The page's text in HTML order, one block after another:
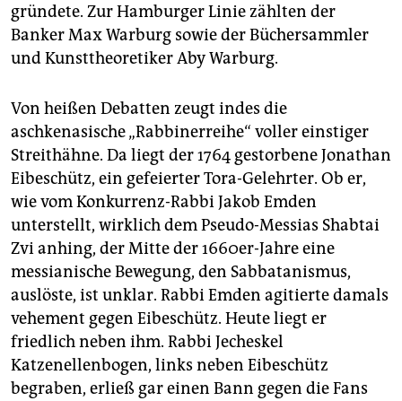
gründete. Zur Hamburger Linie zählten der
Banker Max Warburg sowie der Büchersammler
und Kunsttheoretiker Aby Warburg.
Von heißen Debatten zeugt indes die
aschkenasische „Rabbinerreihe“ voller einstiger
Streithähne. Da liegt der 1764 gestorbene Jonathan
Eibeschütz, ein gefeierter Tora-Gelehrter. Ob er,
wie vom Konkurrenz-Rabbi Jakob Emden
unterstellt, wirklich dem Pseudo-Messias Shab­tai
Zvi anhing, der Mitte der 1660er-Jahre eine
messianische Bewegung, den Sabbatanismus,
auslöste, ist unklar. Rabbi Emden agitierte damals
vehement gegen Eibeschütz. Heute liegt er
friedlich neben ihm. Rabbi Jecheskel
Katzenellenbogen, links neben Eibeschütz
begraben, erließ gar einen Bann gegen die Fans